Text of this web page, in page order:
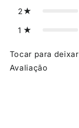
2
1
Tocar para deixar
Avaliação